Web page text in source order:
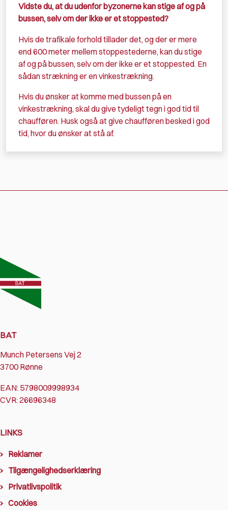
Vidste du, at du udenfor byzonerne kan stige af og på
bussen, selv om der ikke er et stoppested?
Hvis de trafikale forhold tillader det, og der er mere
end 600 meter mellem stoppestederne, kan du stige
af og på bussen, selv om der ikke er et stoppested. En
sådan strækning er en vinkestrækning.
Hvis du ønsker at komme med bussen på en
vinkestrækning, skal du give tydeligt tegn i god tid til
chaufføren. Husk også at give chaufføren besked i god
tid, hvor du ønsker at stå af.
BAT
Munch Petersens Vej 2
3700 Rønne
EAN: 5798009998934
CVR: 26696348
LINKS
Reklamer
Tilgængelighedserklæring
Privatlivspolitik
Cookies